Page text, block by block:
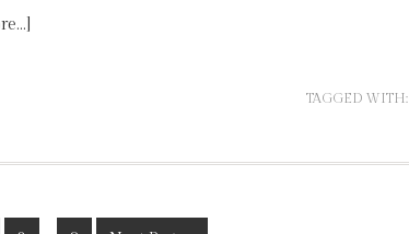
TAGGED WITH: